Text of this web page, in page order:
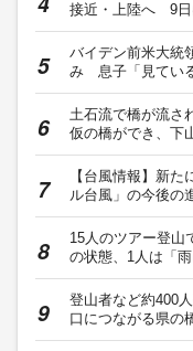
接近・上陸へ 9
バイデン前米大統
み 息子「見てい
土石流で橋が流さ
仮の橋ができ、下
【台風情報】新
ル台風」の今後の
15人のツアー登
の状態、1人は「
登山者など約400
口につながる県の